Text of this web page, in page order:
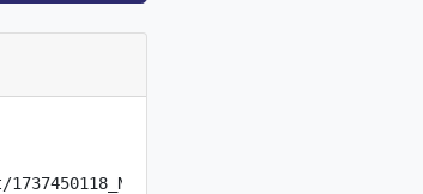
format('truetype');